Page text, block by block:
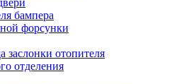
бампера
форсунки
отопителя
отделения